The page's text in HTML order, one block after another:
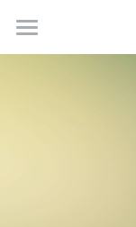
首页